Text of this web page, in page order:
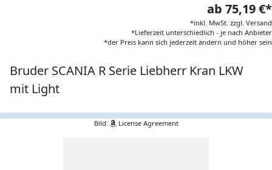
ab 75,19 €*
*inkl. MwSt. zzgl. Versand
*Lieferzeit unterschiedlich - je nach Anbieter
*der Preis kann sich jederzeit ändern und höher sein
Bruder SCANIA R Serie Liebherr Kran LKW
mit Light
Bild: License Agreement